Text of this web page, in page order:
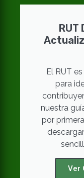
RUT
El RUT
para
nuestra
por
Ver